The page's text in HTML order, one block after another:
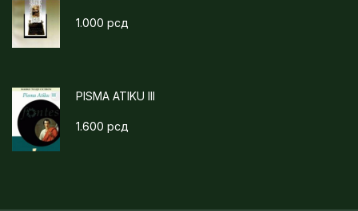
1.000 рсд
PISMA ATIKU III
1.600 рсд